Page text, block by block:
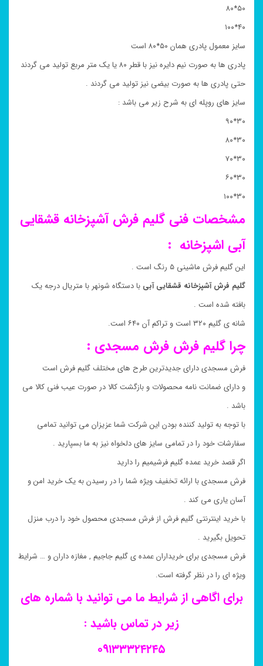
۵۰*۸۰
۴۰*۱۰۰
سایز معمول پادری همان ۵۰*۸۰ است
پادری ها به صورت نیم دایره نیز با قطر ۸۰ یا یک متر مربع تولید می گردند
حتی پادری ها به صورت بیضی نیز تولید می گردند .
سایز های روپله ای به شرح زیر می باشد :
۳۰*۹۰
۳۰*۸۰
۳۰*۷۰
۳۰*۶۰
۳۰*۱۰۰
مشخصات فنی گلیم فرشآشپزخانه قشقایی
آبی اشپزخانه :
این گلیم فرش ماشینی ۵ رنگ است .
گلیم فرش آشپزخانه قشقایی آبی با دستگاه شونهر با متریال درجه یک
بافته شده است .
شانه ی گلیم ۳۲۰ است و تراکم آن ۶۴۰ است.
چرا گلیم فرش فرش مسجدی :
فرش مسجدی دارای جدیدترین طرح های مختلف گلیم فرش است
و دارای ضمانت نامه محصولات و بازگشت کالا در صورت عیب فنی کالا می
باشد .
با توجه به تولید کننده بودن این شرکت شما عزیزان می توانید تمامی
سفارشات خود را در تمامی سایز های دلخواه نیز به ما بسپارید .
اگر قصد خرید عمده گلیم فرشیمیم را دارید
فرش مسجدی با ارائه تخفیف ویژه شما را در رسیدن به یک خرید امن و
آسان یاری می کند .
با خرید اینترنتی گلیم فرش از فرش مسجدی محصول خود را درب منزل
تحویل بگیرید .
فرش مسجدی برای خریداران عمده ی گلیم جاجیم , مغازه داران و … شرایط
ویژه ای را در نظر گرفته است.
برای اگاهی از شرایط ما می توانید با شماره های
زیر در تماس باشید :
۰۹۱۳۳۳۲۴۲۴۵